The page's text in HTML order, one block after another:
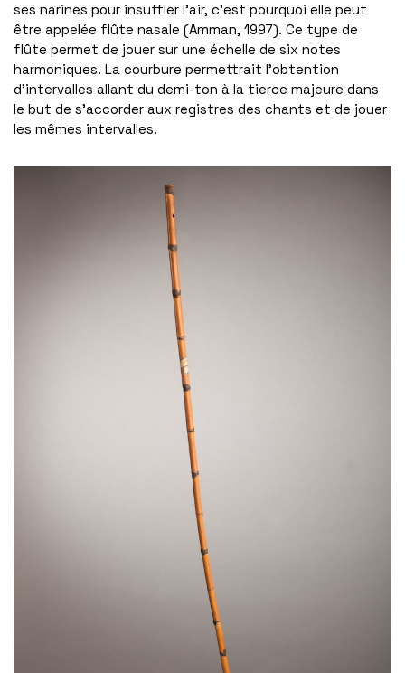
ses narines pour insuffler l’air, c’est pourquoi elle peut
être appelée flûte nasale (Amman, 1997). Ce type de
flûte permet de jouer sur une échelle de six notes
harmoniques. La courbure permettrait l’obtention
d’intervalles allant du demi-ton à la tierce majeure dans
le but de s’accorder aux registres des chants et de jouer
les mêmes intervalles.